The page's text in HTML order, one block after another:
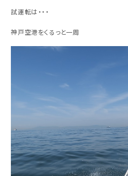
試運転は・・・
神戸空港をくるっと一周